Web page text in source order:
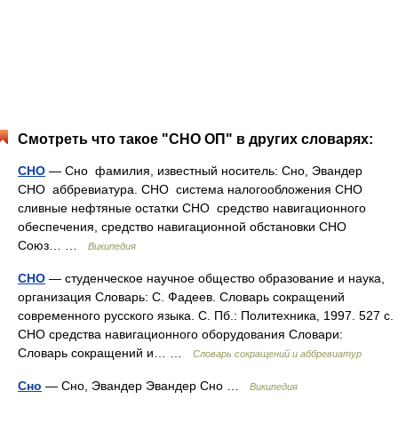
Смотреть что такое "СНО ОП" в других словарях:
СНО — Сно фамилия, известный носитель: Сно, Эвандер
СНО аббревиатура. СНО система налогообложения СНО
сливные нефтяные остатки СНО средство навигационного
обеспечения, средство навигационной обстановки СНО
Союз… …
Википедия
СНО — студенческое научное общество образование и наука,
организация Словарь: С. Фадеев. Словарь сокращений
современного русского языка. С. Пб.: Политехника, 1997. 527 с.
СНО средства навигационного оборудования Словари:
Словарь сокращений и… …
Словарь сокращений и аббревиатур
Сно — Сно, Эвандер Эвандер Сно … Википедия